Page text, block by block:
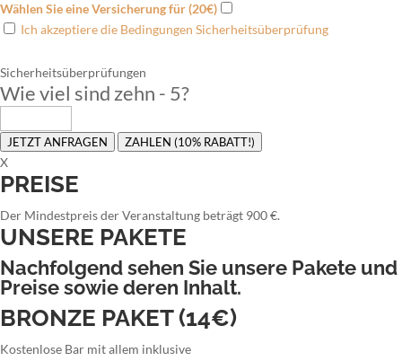
Wählen Sie eine Versicherung für (20€)
Ich akzeptiere die Bedingungen Sicherheitsüberprüfung
Sicherheitsüberprüfungen
Wie viel sind zehn - 5?
JETZT ANFRAGEN ZAHLEN (10% RABATT!)
X
PREISE
Der Mindestpreis der Veranstaltung beträgt 900 €.
UNSERE PAKETE
Nachfolgend sehen Sie unsere Pakete und
Preise sowie deren Inhalt.
BRONZE PAKET (14€)
Kostenlose Bar mit allem inklusive